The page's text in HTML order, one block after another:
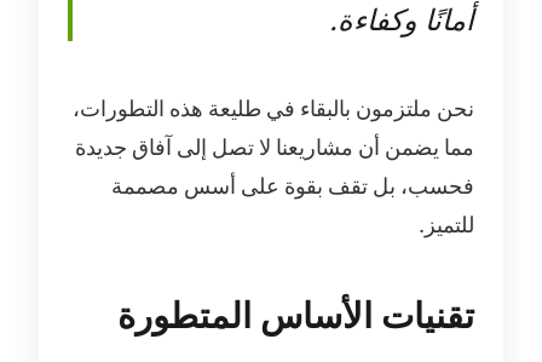
أمانًا وكفاءة.
نحن ملتزمون بالبقاء في طليعة هذه التطورات،
مما يضمن أن مشاريعنا لا تصل إلى آفاق جديدة
فحسب، بل تقف بقوة على أسس مصممة
للتميز.
تقنيات الأساس المتطورة